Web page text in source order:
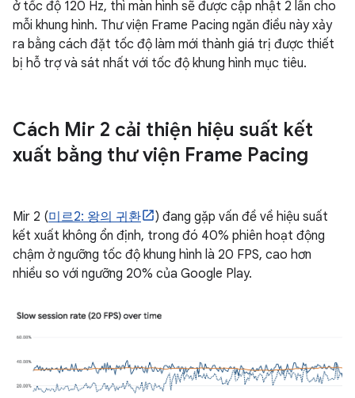
ở tốc độ 120 Hz, thì màn hình sẽ được cập nhật 2 lần cho
mỗi khung hình. Thư viện Frame Pacing ngăn điều này xảy
ra bằng cách đặt tốc độ làm mới thành giá trị được thiết
bị hỗ trợ và sát nhất với tốc độ khung hình mục tiêu.
Cách Mir 2 cải thiện hiệu suất kết
xuất bằng thư viện Frame Pacing
Mir 2 (미르2: 왕의 귀환
) đang gặp vấn đề về hiệu suất
kết xuất không ổn định, trong đó 40% phiên hoạt động
chậm ở ngưỡng tốc độ khung hình là 20 FPS, cao hơn
nhiều so với ngưỡng 20% của Google Play.